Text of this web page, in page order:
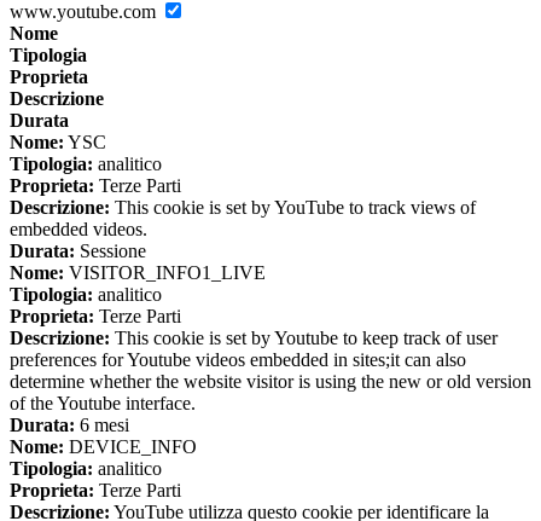
www.youtube.com
Nome
Tipologia
Proprieta
Descrizione
Durata
Nome: YSC
Tipologia: analitico
Proprieta: Terze Parti
Descrizione: This cookie is set by YouTube to track views of
embedded videos.
Durata: Sessione
Nome: VISITOR_INFO1_LIVE
Tipologia: analitico
Proprieta: Terze Parti
Descrizione: This cookie is set by Youtube to keep track of user
preferences for Youtube videos embedded in sites;it can also
determine whether the website visitor is using the new or old version
of the Youtube interface.
Durata: 6 mesi
Nome: DEVICE_INFO
Tipologia: analitico
Proprieta: Terze Parti
Descrizione: YouTube utilizza questo cookie per identificare la